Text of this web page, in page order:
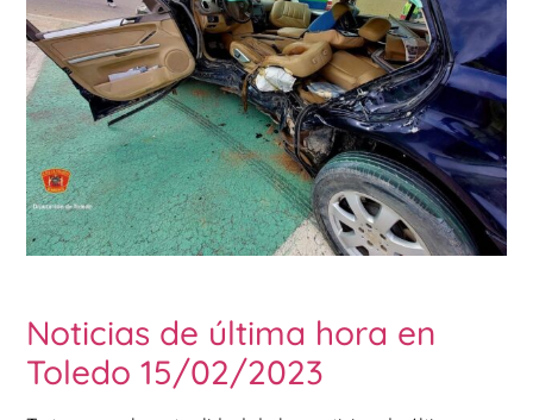
Noticias de última hora en
Toledo 15/02/2023